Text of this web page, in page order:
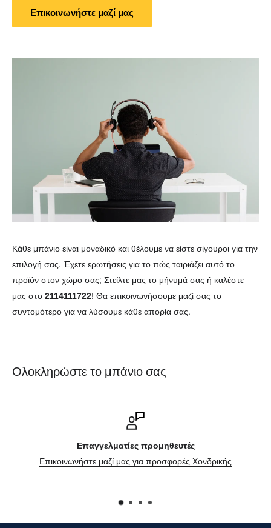
Επικοινωνήστε μαζί μας
Κάθε μπάνιο είναι μοναδικό και θέλουμε να είστε σίγουροι για την
επιλογή σας. Έχετε ερωτήσεις για το πώς ταιριάζει αυτό το
προϊόν στον χώρο σας; Στείλτε μας το μήνυμά σας ή καλέστε
μας στο 2114111722! Θα επικοινωνήσουμε μαζί σας το
συντομότερο για να λύσουμε κάθε απορία σας.
Ολοκληρώστε το μπάνιο σας
Επαγγελματίες προμηθευτές
Επικοινωνήστε μαζί μας για προσφορές Χονδρικής